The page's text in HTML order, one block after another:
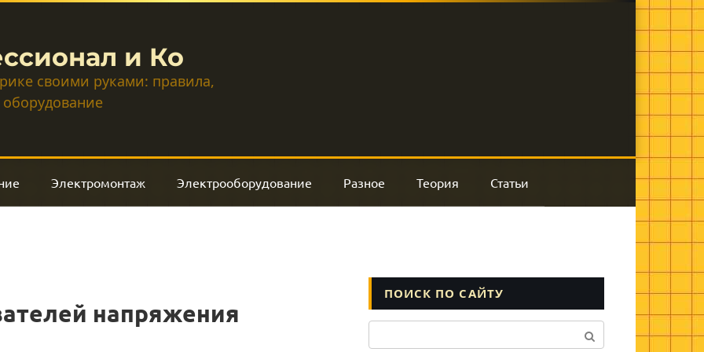
и Ко
своими руками: правила,
Электромонтаж Электрооборудование Разное Теория Статьи
напряжения
ПОИСК ПО САЙТУ